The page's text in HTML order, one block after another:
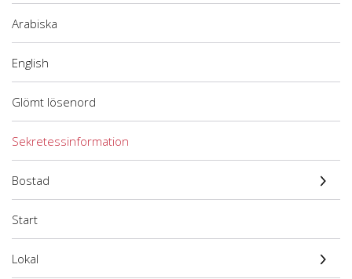
Arabiska
English
Glömt lösenord
Sekretessinformation
Bostad
Start
Lokal